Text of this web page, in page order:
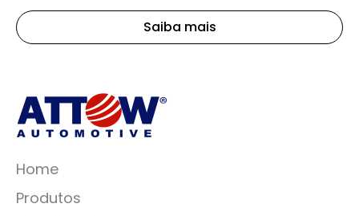
Saiba mais
Home
Produtos